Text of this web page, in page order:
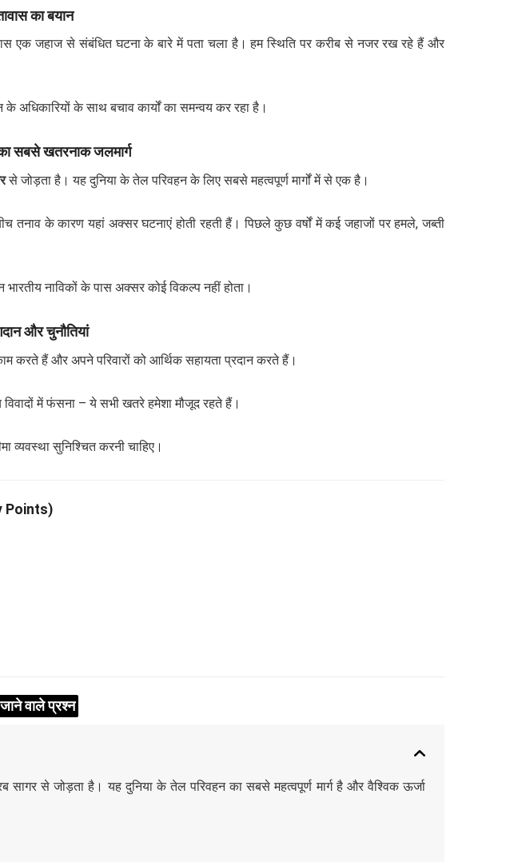
का बयान
एक जहाज से संबंधित घटना के बारे में पता चला है। हम स्थिति पर करीब से नजर रख रहे हैं और
अधिकारियों के साथ बचाव कार्यों का समन्वय कर रहा है।
सबसे खतरनाक जलमार्ग
से जोड़ता है। यह दुनिया के तेल परिवहन के लिए सबसे महत्वपूर्ण मार्गों में से एक है।
तनाव के कारण यहां अक्सर घटनाएं होती रहती हैं। पिछले कुछ वर्षों में कई जहाजों पर हमले, जब्ती
नाविकों के पास अक्सर कोई विकल्प नहीं होता।
और चुनौतियां
करते हैं और अपने परिवारों को आर्थिक सहायता प्रदान करते हैं।
विवादों में फंसना – ये सभी खतरे हमेशा मौजूद रहते हैं।
व्यवस्था सुनिश्चित करनी चाहिए।
Points)
वाले प्रश्न
से जोड़ता है। यह दुनिया के तेल परिवहन का सबसे महत्वपूर्ण मार्ग है और वैश्विक ऊर्जा